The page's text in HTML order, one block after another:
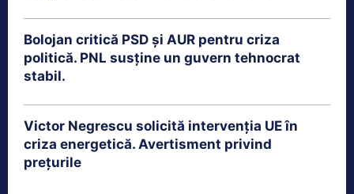
Bolojan critică PSD și AUR pentru criza
politică. PNL susține un guvern tehnocrat
stabil.
Victor Negrescu solicită intervenția UE în
criza energetică. Avertisment privind
prețurile